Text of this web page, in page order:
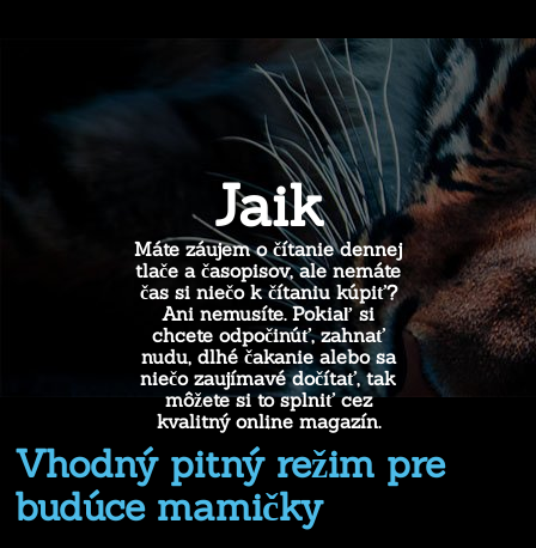
Jaik
Máte záujem o čítanie dennej
tlače a časopisov, ale nemáte
čas si niečo k čítaniu kúpiť?
Ani nemusíte. Pokiaľ si
chcete odpočinúť, zahnať
nudu, dlhé čakanie alebo sa
niečo zaujímavé dočítať, tak
môžete si to splniť cez
kvalitný online magazín.
Vhodný pitný režim pre
budúce mamičky